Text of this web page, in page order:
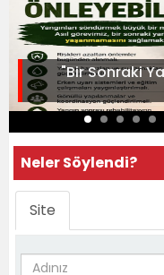
"Bir Sonraki
Neler Söylendi?
Site